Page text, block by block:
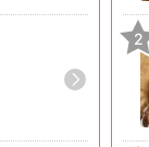
2